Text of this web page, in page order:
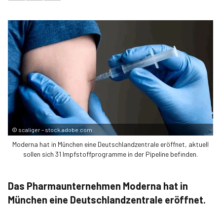
© scaliger – stock.adobe.com
Moderna hat in München eine Deutschlandzentrale eröffnet, aktuell
sollen sich 31 Impfstoffprogramme in der Pipeline befinden.
Das Pharmaunternehmen Moderna hat in
München eine Deutschlandzentrale eröffnet.